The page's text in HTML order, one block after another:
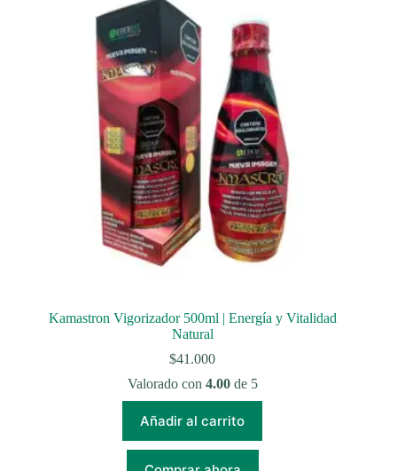
Kamastron Vigorizador 500ml | Energía y Vitalidad
Natural
$41.000
Valorado con 4.00de 5
Añadir al carrito